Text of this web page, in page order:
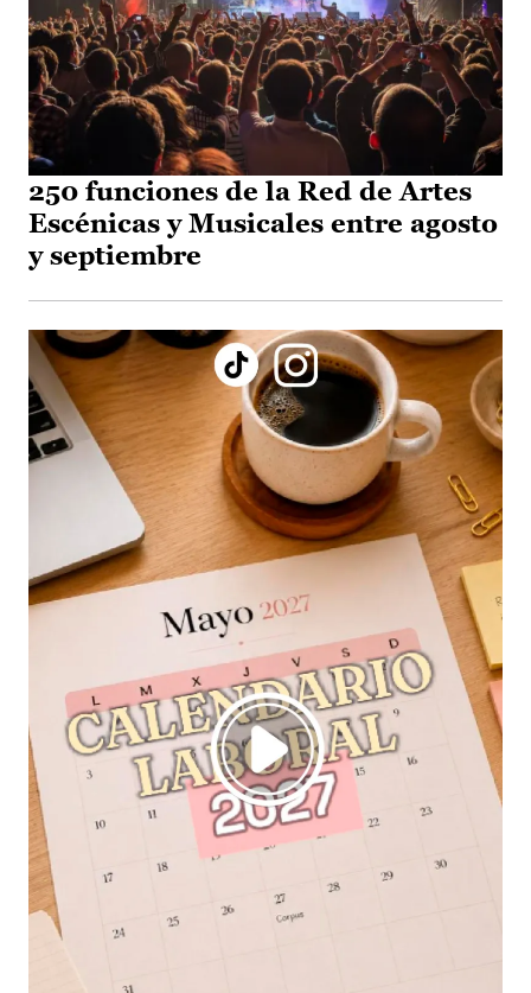
250 funciones de la Red de Artes
Escénicas y Musicales entre agosto
y septiembre